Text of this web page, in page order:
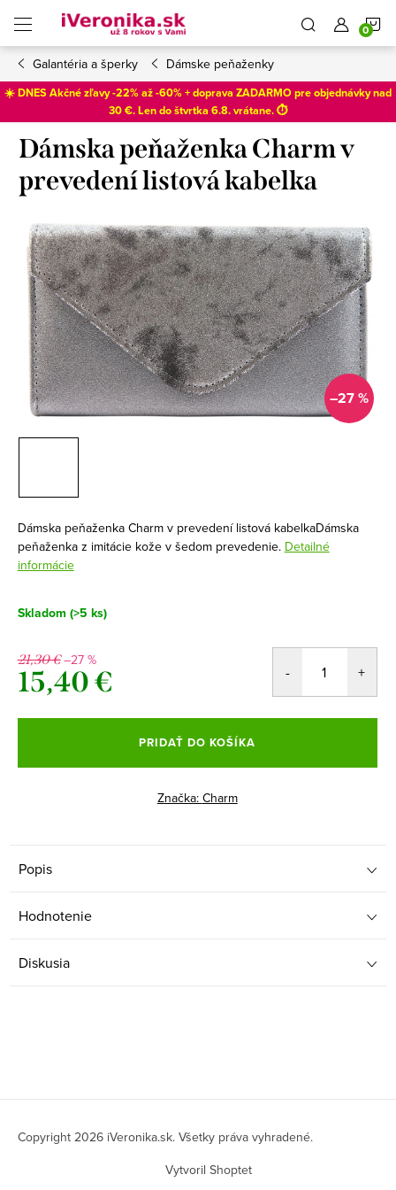
obsah
Galantéria a šperky Dámske peňaženky
☀️ DNES Akčné zľavy -22% až -60% + doprava ZADARMO pre objednávky nad
30 €. Len doštvrtka 6.8. vrátane. ⏱️
Dámska peňaženka Charm v
prevedení listová kabelka
–27 %
Dámska peňaženka Charm v prevedení listová kabelkaDámska
peňaženka z imitácie kože v šedom prevedenie. Detailné
informácie
Skladom (>5 ks)
21,30 €–27 %
15,40 €
cena:
PRIDAŤ DO KOŠÍKA
Značka: Charm
Popis
Hodnotenie
Diskusia
Vytvoril Shoptet
Copyright 2026 iVeronika.sk. Všetky práva vyhradené.